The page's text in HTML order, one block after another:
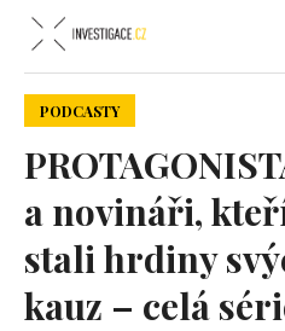
PODCASTY
a novináři,
stali hrdiny
kauz – celá